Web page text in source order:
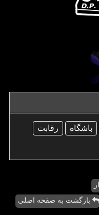
باشگاه
رقابت
بازگشت به صفحه اصلی